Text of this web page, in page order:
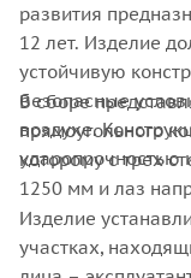
развития
12 лет. Изделие
устойчивую
безопасные
воздухе.
ударопрочностью
В сборе
прямоугольного
которому с трех
1250 мм и лаз
Изделие
участках,